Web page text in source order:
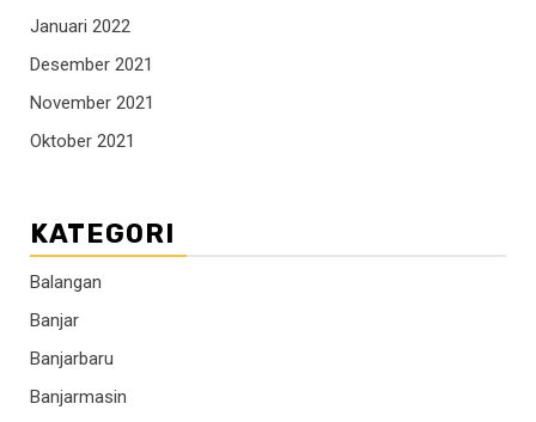
Januari 2022
Desember 2021
November 2021
Oktober 2021
KATEGORI
Balangan
Banjar
Banjarbaru
Banjarmasin